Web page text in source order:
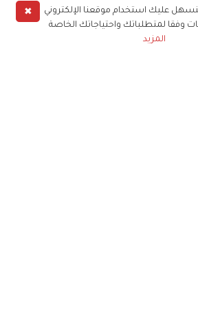
✖
عليك استخدام موقعنا الإلكتروني
وفقا لمتطلباتك واحتياجاتك الخاصة
المزيد